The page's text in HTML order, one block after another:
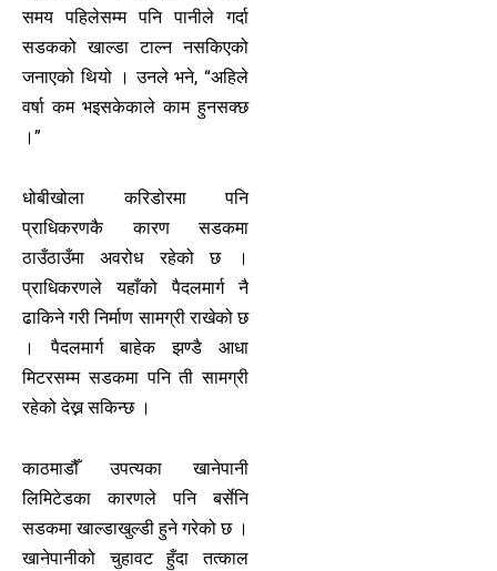
समय पहिलेसम्म पनि पानीले गर्दा
सडकको खाल्डा टाल्न नसकिएको
जनाएको थियो । उनले भने, “अहिले
वर्षा कम भइसकेकाले काम हुनसक्छ
।”
धोबीखोला करिडोरमा पनि
प्राधिकरणकै कारण सडकमा
ठाउँठाउँमा अवरोध रहेको छ ।
प्राधिकरणले यहाँको पैदलमार्ग नै
ढाकिने गरी निर्माण सामग्री राखेको छ
। पैदलमार्ग बाहेक झण्डै आधा
मिटरसम्म सडकमा पनि ती सामग्री
रहेको देख्न सकिन्छ ।
काठमाडौँ उपत्यका खानेपानी
लिमिटेडका कारणले पनि बर्सेनि
सडकमा खाल्डाखुल्डी हुने गरेको छ ।
खानेपानीको चुहावट हुँदा तत्काल